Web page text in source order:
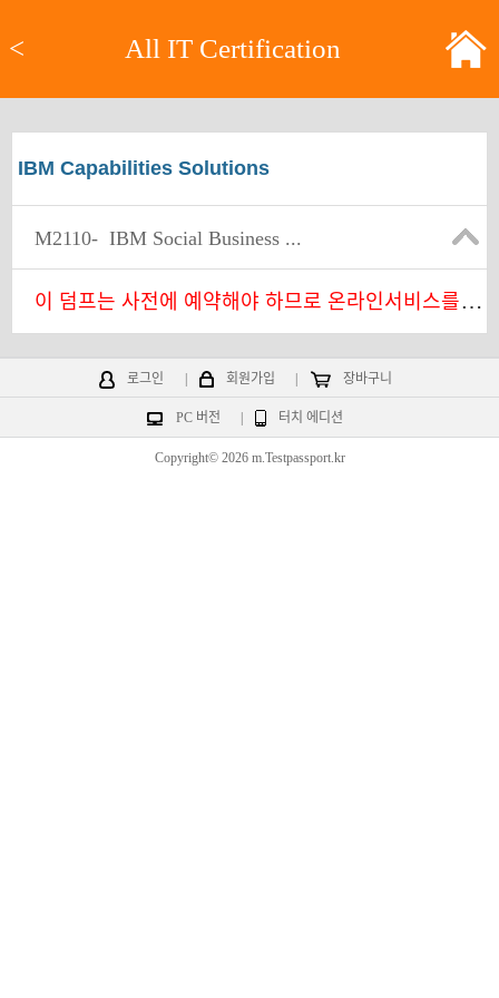
< All IT Certification
IBM Capabilities Solutions
M2110- IBM Social Business ...
이
덤프는 사전에 예약해야 하므로 온라인서비스를 찾아주세요.
로그인 회원가입 장바구니
PC 버전 터치 에디션
Copyright© 2026 m.Testpassport.kr